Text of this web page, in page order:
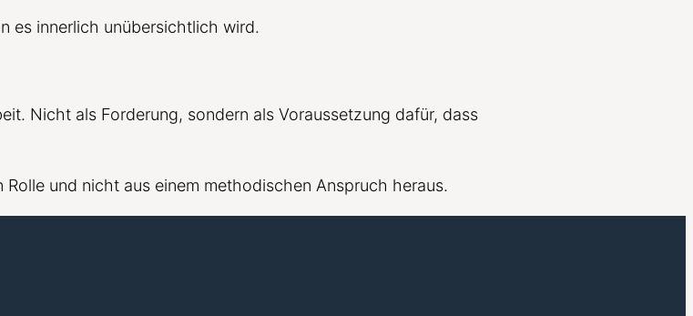
es innerlich unübersichtlich wird.
Nicht als Forderung, sondern als Voraussetzung dafür, dass
und nicht aus einem methodischen Anspruch heraus.